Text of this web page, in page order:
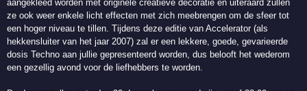
aangekleed worden met originele creatieve decoratie en uiteraard zullen
ze ook weer enkele licht effecten met zich meebrengen om de sfeer tot
een hoger niveau te tillen. Tijdens deze editie van Accelerator (als
hekkensluiter van het jaar 2007) zal er een lekkere, goede, gevarieerde
dosis Techno aan jullie gepresenteerd worden, dus belooft het wederom
een gezellig avond voor de liefhebbers te worden.